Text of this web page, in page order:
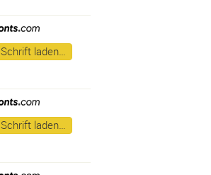
Schrift laden…
Schrift laden…